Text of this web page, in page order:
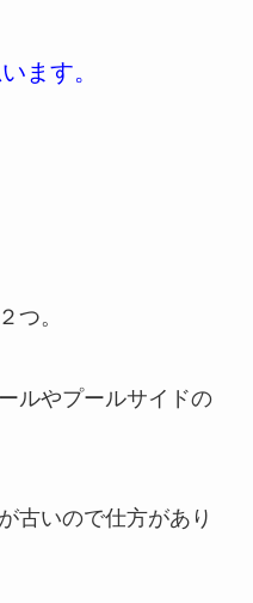
ます。
つ。
ルやプールサイドの
古いので仕方があり